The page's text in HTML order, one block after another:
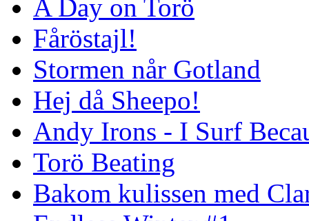
A Day on Torö
Fåröstajl!
Stormen når Gotland
Hej då Sheepo!
Andy Irons - I Surf
Torö Beating
Bakom kulissen med